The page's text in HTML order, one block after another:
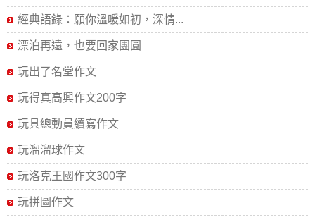
經典語錄：願你溫暖如初，深情...
漂泊再遠，也要回家團圓
玩出了名堂作文
玩得真高興作文200字
玩具總動員續寫作文
玩溜溜球作文
玩洛克王國作文300字
玩拼圖作文